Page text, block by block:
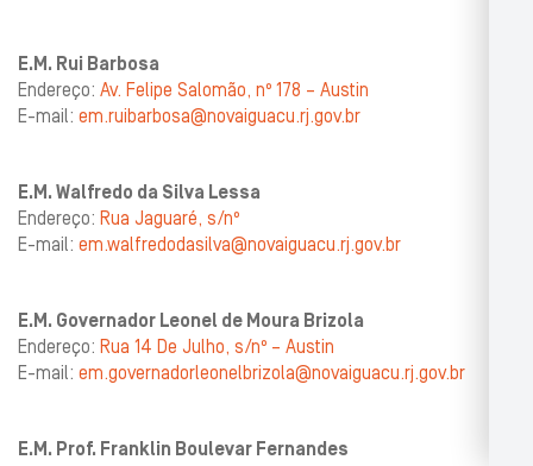
E.M. Rui Barbosa
Endereço: Av. Felipe Salomão, nº 178 – Austin
E-mail: em.ruibarbosa@novaiguacu.rj.gov.br
E.M. Walfredo da Silva Lessa
Endereço: Rua Jaguaré, s/nº
E-mail: em.walfredodasilva@novaiguacu.rj.gov.br
E.M. Governador Leonel de Moura Brizola
Endereço: Rua 14 De Julho, s/nº – Austin
E-mail: em.governadorleonelbrizola@novaiguacu.rj.gov.br
E.M. Prof. Franklin Boulevar Fernandes